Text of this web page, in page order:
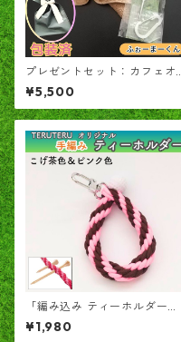
プレゼントセット：カフェオ
レ色「てるてるキャディ」と
「ふぉーまーくん」
¥5,500
「編み込み ティーホルダー」
TERUTERU®のヒモ こげ茶✕
ピンク
¥1,980